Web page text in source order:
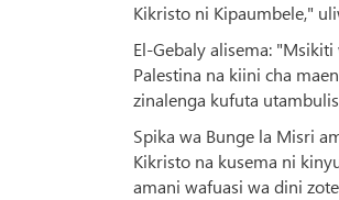
Kikristo ni Kipaumbele,"
El-Gebaly alisema:
Palestina na kiini cha
zinalenga kufuta
Spika wa Bunge la Misri
Kikristo na kusema ni
amani wafuasi wa dini